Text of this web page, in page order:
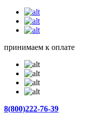
принимаем к оплате
8(800)222-76-39